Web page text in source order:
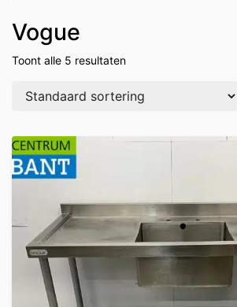
Vogue
Toont alle 5 resultaten